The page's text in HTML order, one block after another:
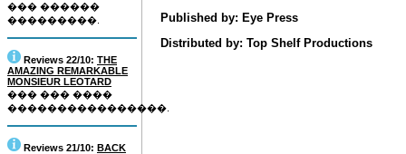
��� ������
���������.
Reviews 22/10: THE
AMAZING REMARKABLE
MONSIEUR LEOTARD
��� ��� ����
����������������.
Reviews 21/10: BACK
Published by: Eye Press
Distributed by: Top Shelf Productions